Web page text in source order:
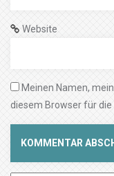
Website
Meinen Namen,
diesem Browser für